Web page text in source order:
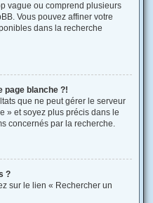
vague ou comprend plusieurs
Vous pouvez affiner votre
dans la recherche
page blanche ?!
que ne peut gérer le serveur
» et soyez plus précis dans le
concernés par la recherche.
?
sur le lien « Rechercher un